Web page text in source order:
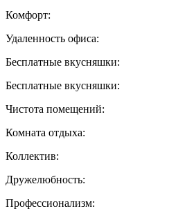
Комфорт:
Удаленность офиса:
Бесплатные вкусняшки:
Бесплатные вкусняшки:
Чистота помещений:
Комната отдыха:
Коллектив:
Дружелюбность:
Профессионализм: